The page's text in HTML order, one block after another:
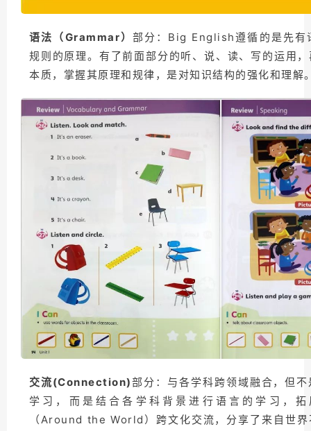
语法（Grammar） 部分：Big English遵循的是先有
规则的原理。有了前面部分的听、说、读、写的运用
本质，掌握其原理和规律，是对知识结构的强化和理解
交流(Connection)部分：与各学科跨领域融合，但
学习，而是结合各学科背景进行语言的学习，
（Around the World）跨文化交流，分享了来自世